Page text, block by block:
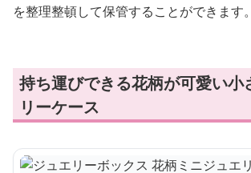
を整理整頓して保管することができます。
持ち運びできる花柄が可愛い小
リーケース